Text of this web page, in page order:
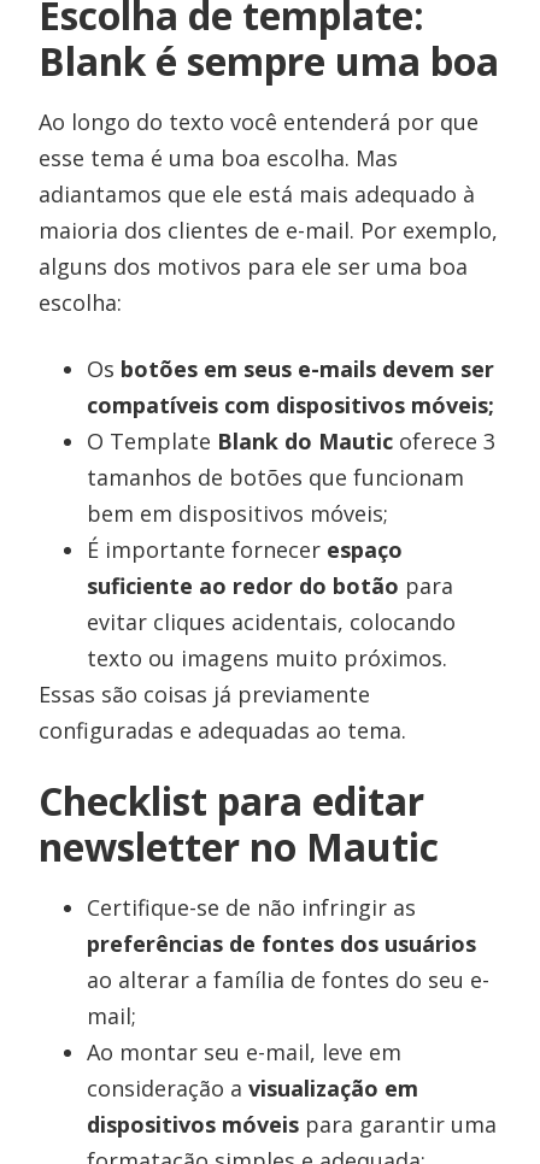
Escolha de template:
Blank é sempre uma boa
Ao longo do texto você entenderá por que
esse tema é uma boa escolha. Mas
adiantamos que ele está mais adequado à
maioria dos clientes de e-mail. Por exemplo,
alguns dos motivos para ele ser uma boa
escolha:
Os botões em seus e-mails devem ser
compatíveis com dispositivos móveis;
O Template Blank do Mautic oferece 3
tamanhos de botões que funcionam
bem em dispositivos móveis;
É importante fornecer espaço
suficiente ao redor do botão para
evitar cliques acidentais, colocando
texto ou imagens muito próximos.
Essas são coisas já previamente
configuradas e adequadas ao tema.
Checklist para editar
newsletter no Mautic
Certifique-se de não infringir as
preferências de fontes dos usuários
ao alterar a família de fontes do seu e-
mail;
Ao montar seu e-mail, leve em
consideração avisualização em
dispositivos móveis para garantir uma